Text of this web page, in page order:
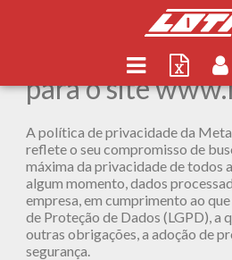
1. Política de
para o site
A política de privacidade da
reflete o seu compromisso de
máxima da privacidade de todos
algum momento, dados
empresa, em cumprimento ao
de Proteção de Dados (LGPD), a
outras obrigações, a adoção de
segurança.